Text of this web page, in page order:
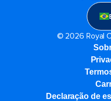
© 2026 Royal
Declaração de